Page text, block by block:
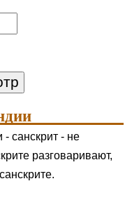
санскрит - не
разговаривают,